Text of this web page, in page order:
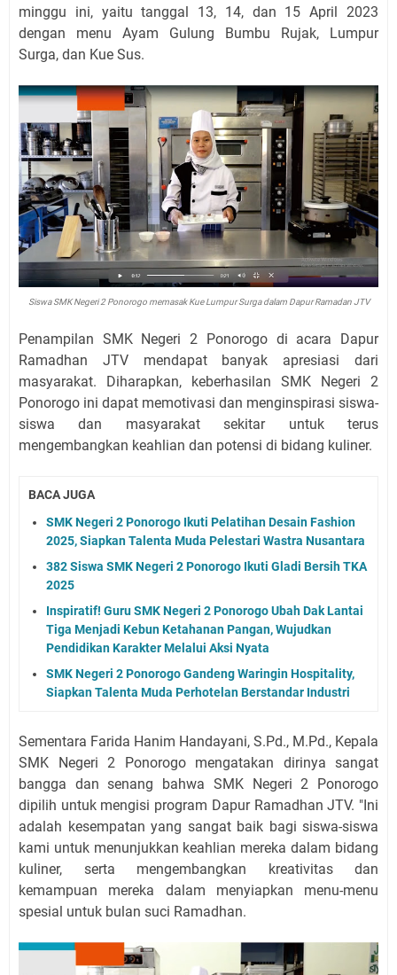
minggu ini, yaitu tanggal 13, 14, dan 15 April 2023
dengan menu Ayam Gulung Bumbu Rujak, Lumpur
Surga, dan Kue Sus.
Siswa SMK Negeri 2 Ponorogo memasak Kue Lumpur Surga dalam Dapur Ramadan JTV
Penampilan SMK Negeri 2 Ponorogo di acara Dapur
Ramadhan JTV mendapat banyak apresiasi dari
masyarakat. Diharapkan, keberhasilan SMK Negeri 2
Ponorogo ini dapat memotivasi dan menginspirasi siswa-
siswa dan masyarakat sekitar untuk terus
mengembangkan keahlian dan potensi di bidang kuliner.
BACA JUGA
SMK Negeri 2 Ponorogo Ikuti Pelatihan Desain Fashion
2025, Siapkan Talenta Muda Pelestari Wastra Nusantara
382 Siswa SMK Negeri 2 Ponorogo Ikuti Gladi Bersih TKA
2025
Inspiratif! Guru SMK Negeri 2 Ponorogo Ubah Dak Lantai
Tiga Menjadi Kebun Ketahanan Pangan, Wujudkan
Pendidikan Karakter Melalui Aksi Nyata
SMK Negeri 2 Ponorogo Gandeng Waringin Hospitality,
Siapkan Talenta Muda Perhotelan Berstandar Industri
Sementara Farida Hanim Handayani, S.Pd., M.Pd., Kepala
SMK Negeri 2 Ponorogo mengatakan dirinya sangat
bangga dan senang bahwa SMK Negeri 2 Ponorogo
dipilih untuk mengisi program Dapur Ramadhan JTV. "Ini
adalah kesempatan yang sangat baik bagi siswa-siswa
kami untuk menunjukkan keahlian mereka dalam bidang
kuliner, serta mengembangkan kreativitas dan
kemampuan mereka dalam menyiapkan menu-menu
spesial untuk bulan suci Ramadhan.